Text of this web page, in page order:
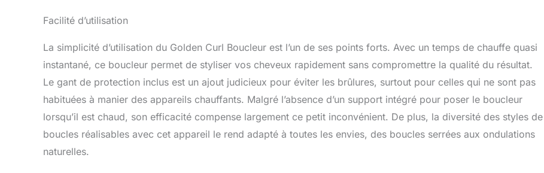
Facilité d’utilisation
La simplicité d’utilisation du Golden Curl Boucleur est l’un de ses points forts. Avec un temps de chauffe quasi
instantané, ce boucleur permet de styliser vos cheveux rapidement sans compromettre la qualité du résultat.
Le gant de protection inclus est un ajout judicieux pour éviter les brûlures, surtout pour celles qui ne sont pas
habituées à manier des appareils chauffants. Malgré l’absence d’un support intégré pour poser le boucleur
lorsqu’il est chaud, son efficacité compense largement ce petit inconvénient. De plus, la diversité des styles de
boucles réalisables avec cet appareil le rend adapté à toutes les envies, des boucles serrées aux ondulations
naturelles.